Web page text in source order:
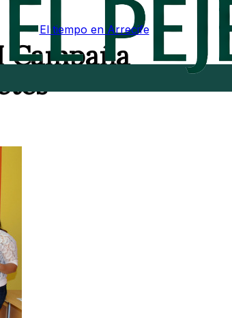
El tiempo en Arrecife
Campaña